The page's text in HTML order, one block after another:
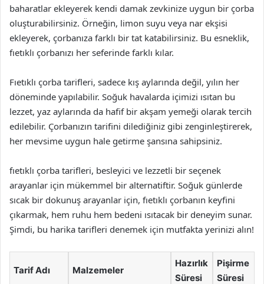
baharatlar ekleyerek kendi damak zevkinize uygun bir çorba
oluşturabilirsiniz. Örneğin, limon suyu veya nar ekşisi
ekleyerek, çorbanıza farklı bir tat katabilirsiniz. Bu esneklik,
fıetıklı çorbanızı her seferinde farklı kılar.
Fıetıklı çorba tarifleri, sadece kış aylarında değil, yılın her
döneminde yapılabilir. Soğuk havalarda içimizi ısıtan bu
lezzet, yaz aylarında da hafif bir akşam yemeği olarak tercih
edilebilir. Çorbanızın tarifini dilediğiniz gibi zenginleştirerek,
her mevsime uygun hale getirme şansına sahipsiniz.
fıetıklı çorba tarifleri, besleyici ve lezzetli bir seçenek
arayanlar için mükemmel bir alternatiftir. Soğuk günlerde
sıcak bir dokunuş arayanlar için, fıetıklı çorbanın keyfini
çıkarmak, hem ruhu hem bedeni ısıtacak bir deneyim sunar.
Şimdi, bu harika tarifleri denemek için mutfakta yerinizi alın!
Tarif Adı Malzemeler
Hazırlık
Süresi
Pişirme
Süresi